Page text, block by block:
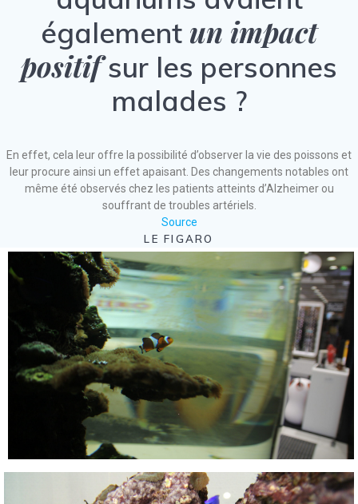
également un impact
positifsur les personnes
malades ?
En effet, cela leur offre la possibilité d’observer la vie des poissons et
leur procure ainsi un effet apaisant. Des changements notables ont
même été observés chez les patients atteints d’Alzheimer ou
souffrant de troubles artériels.
Source
LE FIGARO